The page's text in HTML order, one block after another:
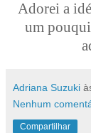
Adorei a
um
Adriana Suzuki
Nenhum
Compartilhar